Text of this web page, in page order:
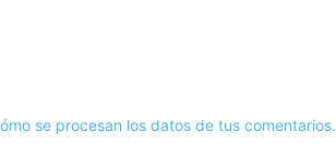
se procesan los datos de tus comentarios.